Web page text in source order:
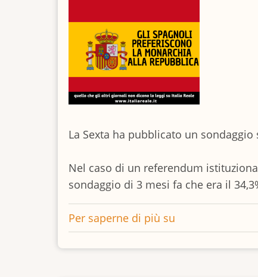
festa
La Sexta ha pubblicato un
Nel caso di un referendum
sondaggio di 3 mesi fa che era il
Per saperne di più su
spagnoli
preferiscono